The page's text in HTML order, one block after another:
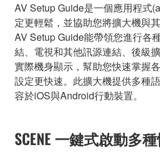
AV Setup Guide是一個應用程式
定更輕鬆，並協助您將擴大機與
AV Setup Guide能帶領您進行各
結、電視和其他訊源連結、後級
實際機身顯示，幫助您快速掌握
設定更快速。此擴大機提供多種
容於iOS與Android行動裝置。
SCENE 一鍵式啟動多